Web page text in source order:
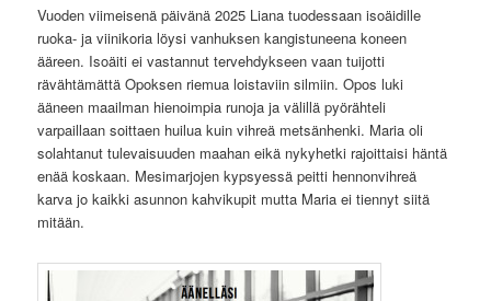
Vuoden viimeisenä päivänä 2025 Liana tuodessaan isoäidille
ruoka- ja viinikoria löysi vanhuksen kangistuneena koneen
ääreen. Isoäiti ei vastannut tervehdykseen vaan tuijotti
rävähtämättä Opoksen riemua loistaviin silmiin. Opos luki
ääneen maailman hienoimpia runoja ja välillä pyörähteli
varpaillaan soittaen huilua kuin vihreä metsänhenki. Maria oli
solahtanut tulevaisuuden maahan eikä nykyhetki rajoittaisi häntä
enää koskaan. Mesimarjojen kypsyessä peitti hennonvihreä
karva jo kaikki asunnon kahvikupit mutta Maria ei tiennyt siitä
mitään.